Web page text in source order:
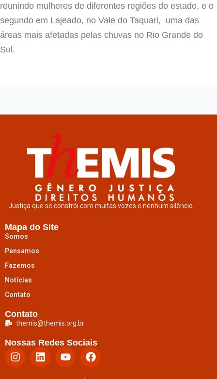
reunindo mulheres de diferentes regiões do estado, e o
segundo em Lajeado, no Vale do Taquari, uma das
áreas mais afetadas pelas chuvas no Rio Grande do
Sul.
Justiça que se constrói com muitas vozes e nenhum silêncio.
Mapa do Site
Somos
Pensamos
Fazemos
Notícias
Contato
Contato
themis@themis.org.br
Nossas Redes Sociais